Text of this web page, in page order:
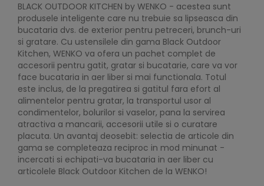
BLACK OUTDOOR KITCHEN by WENKO - acestea sunt
produsele inteligente care nu trebuie sa lipseasca din
bucataria dvs. de exterior pentru petreceri, brunch-uri
si gratare. Cu ustensilele din gama Black Outdoor
Kitchen, WENKO va ofera un pachet complet de
accesorii pentru gatit, gratar si bucatarie, care va vor
face bucataria in aer liber si mai functionala. Totul
este inclus, de la pregatirea si gatitul fara efort al
alimentelor pentru gratar, la transportul usor al
condimentelor, bolurilor si vaselor, pana la servirea
atractiva a mancarii, accesorii utile si o curatare
placuta. Un avantaj deosebit: selectia de articole din
gama se completeaza reciproc in mod minunat -
incercati si echipati-va bucataria in aer liber cu
articolele Black Outdoor Kitchen de la WENKO!